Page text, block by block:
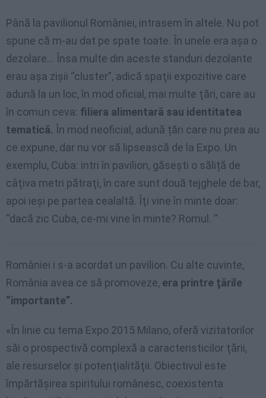
Până la pavilionul României, intrasem în altele. Nu pot
spune că m-au dat pe spate toate. În unele era aşa o
dezolare… Însa multe din aceste standuri dezolante
erau aşa zişii “cluster”, adică spaţii expozitive care
adună la un loc, în mod oficial, mai multe ţări, care au
în comun ceva: filiera alimentară sau identitatea
tematică. În mod neoficial, adună țări care nu prea au
ce expune, dar nu vor să lipsească de la Expo. Un
exemplu, Cuba: intri în pavilion, găseşti o săliță de
câţiva metri pătraţi, în care sunt două tejghele de bar,
apoi ieşi pe partea cealaltă. Îţi vine în minte doar:
“dacă zic Cuba, ce-mi vine în minte? Romul. “
României i s-a acordat un pavilion. Cu alte cuvinte,
România avea ce să promoveze, era printre ţările
“importante”.
«În linie cu tema Expo 2015 Milano, oferă vizitatorilor
săi o prospectivă complexă a caracteristicilor ţării,
ale resurselor şi potenţialităţii. Obiectivul este
împărtăşirea spiritului românesc, coexistenta